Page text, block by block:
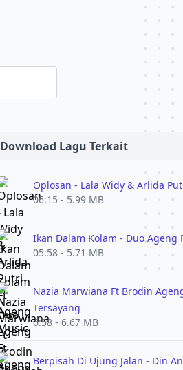
Download Lagu Terkait
Oplosan - Lala Widy & Arlida
06:15 - 5.99 MB
Ikan Dalam Kolam - Duo Ageng
05:58 - 5.71 MB
Nazia Marwiana Ft Brodin
Tersayang
6:58 - 6.67 MB
Berpisah Di Ujung Jalan - Din